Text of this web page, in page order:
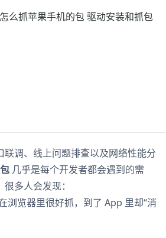
么抓苹果手机的包 驱动安装和抓包
联调、线上问题排查以及网络性能分
几乎是每个开发者都会遇到的需
多人会发现：
浏览器里很好抓，到了 App 里却“消